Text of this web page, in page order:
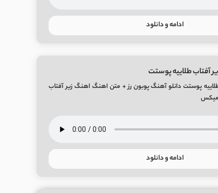
ادامه و دانلود
آفتاب طلاییه پوستت
پوستت دانلو آهنگ پوبون رز + متن اهنگ اهنگ زیر آفتاب
ادامه و دانلود